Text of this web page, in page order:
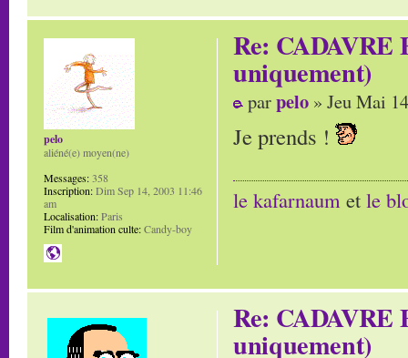
Re:
uniquement)
parpelo » Jeu Mai
Je prends !
le kafarnaum et le
pelo
aliéné(e) moyen(ne)
Messages:358
Inscription:Dim Sep 14, 2003 11:46
am
Localisation:Paris
Film d'animation culte:Candy-boy
Re:
uniquement)